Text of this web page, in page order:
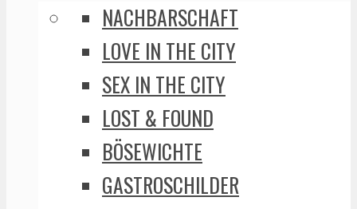
NACHBARSCHAFT
LOVE IN THE CITY
SEX IN THE CITY
LOST & FOUND
BÖSEWICHTE
GASTROSCHILDER